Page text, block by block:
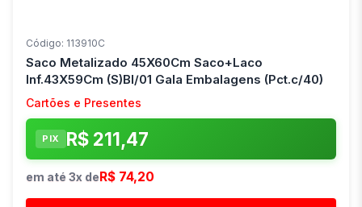
Código: 113910C
Saco Metalizado 45X60Cm Saco+Laco
Inf.43X59Cm (S)Bl/01 Gala Embalagens (Pct.c/40)
Cartões e Presentes
PIX R$ 211,47
em até 3x de R$ 74,20